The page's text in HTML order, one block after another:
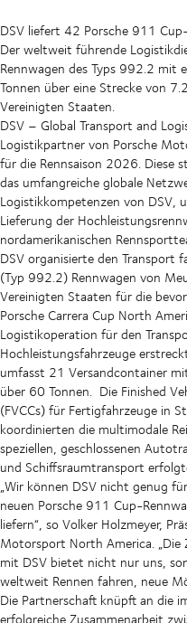
DSV liefert 42 Porsche 911
Der weltweit führende
Rennwagen des Typs 992.2 mit
Tonnen über eine Strecke von
Vereinigten Staaten.
DSV – Global Transport and
Logistikpartner von Porsche
für die Rennsaison 2026. Diese
das umfangreiche globale
Logistikkompetenzen von DSV,
Lieferung der
nordamerikanischen
DSV organisierte den Transport
(Typ 992.2) Rennwagen von
Vereinigten Staaten für die
Porsche Carrera Cup North
Logistikoperation für den
Hochleistungsfahrzeuge
umfasst 21 Versandcontainer
über 60 Tonnen. Die Finished
(FVCCs) für Fertigfahrzeuge in
koordinierten die multimodale
speziellen, geschlossenen
und Schiffsraumtransport
„Wir können DSV nicht genug
neuen Porsche 911 Cup-
liefern“, so Volker Holzmeyer,
Motorsport North America. „Die
mit DSV bietet nicht nur uns,
weltweit Rennen fahren, neue
Die Partnerschaft knüpft an die
erfolgreiche Zusammenarbeit